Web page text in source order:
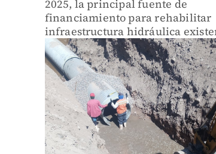
2025, la principal fuente de
financiamiento para rehabilitar
infraestructura hidráulica
desarrollar nueva.